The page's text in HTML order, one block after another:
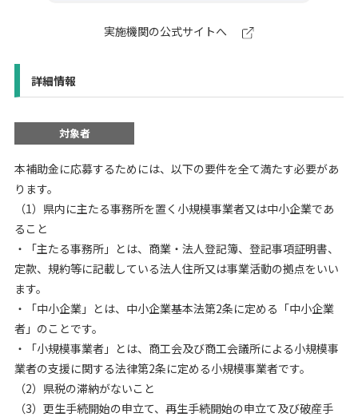
実施機関の公式サイトへ
詳細情報
対象者
本補助金に応募するためには、以下の要件を全て満たす必要があ
ります。
（1）県内に主たる事務所を置く小規模事業者又は中小企業であ
ること
・「主たる事務所」とは、商業・法人登記簿、登記事項証明書、
定款、規約等に記載している法人住所又は事業活動の拠点をいい
ます。
・「中小企業」とは、中小企業基本法第2条に定める「中小企業
者」のことです。
・「小規模事業者」とは、商工会及び商工会議所による小規模事
業者の支援に関する法律第2条に定める小規模事業者です。
（2）県税の滞納がないこと
（3）更生手続開始の申立て、再生手続開始の申立て及び破産手